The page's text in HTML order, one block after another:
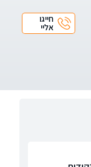
חייגו
אליי